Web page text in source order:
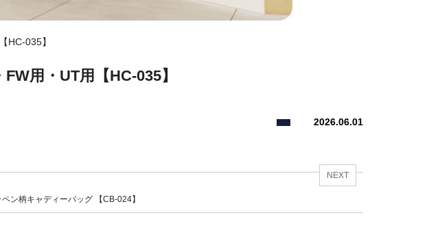
HC-035】
用・UT用【HC-035】
2026.06.01
NEXT
ペン柄キャディーバッグ 【CB-024】